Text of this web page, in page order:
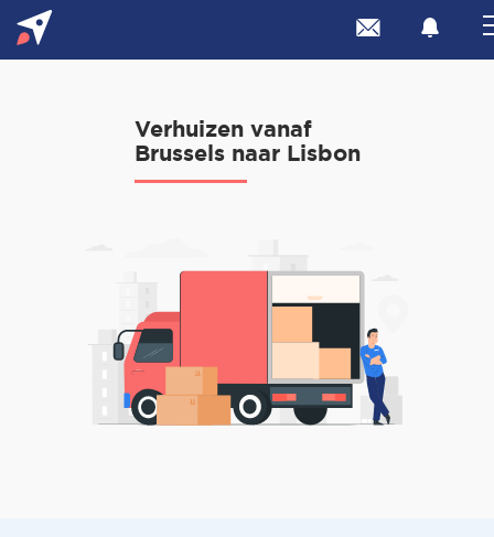
Verhuizen vanaf
Brussels naar Lisbon